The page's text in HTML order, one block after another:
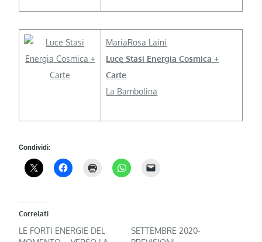
MariaRosa Laini
Luce Stasi Energia Cosmica +
Carte
La Bambolina
Condividi:
Correlati
LE FORTI ENERGIE DEL
SETTEMBRE 2020-